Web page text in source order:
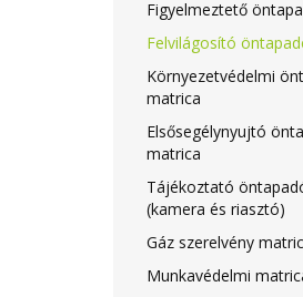
Figyelmeztető
Felvilágosító
Környezetvédelmi
matrica
Elsősegélynyujtó
matrica
Tájékoztató
(kamera és riasztó)
Gáz szerelvény
Munkavédelmi